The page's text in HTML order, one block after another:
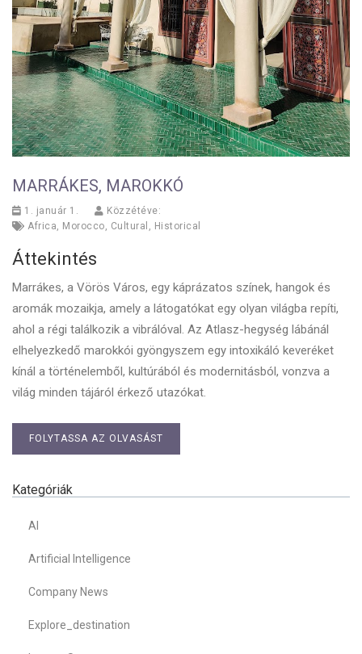
MARRÁKES, MAROKKÓ
1. január 1.
Közzétéve:
Africa, Morocco, Cultural , Historical
Áttekintés
Marrákes, a Vörös Város, egy káprázatos színek, hangok és
aromák mozaikja, amely a látogatókat egy olyan világba repíti,
ahol a régi találkozik a vibrálóval. Az Atlasz-hegység lábánál
elhelyezkedő marokkói gyöngyszem egy intoxikáló keveréket
kínál a történelemből, kultúrából és modernitásból, vonzva a
világ minden tájáról érkező utazókat.
FOLYTASSA AZ OLVASÁST
Kategóriák
AI
Artificial Intelligence
Company News
Explore_destination